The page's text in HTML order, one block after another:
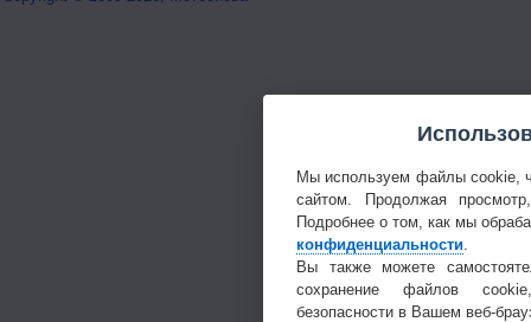
Мы используем файлы cookie,
сайтом. Продолжая
Подробнее о том, как мы
конфиденциальности
Вы также можете
сохранение файлов
безопасности в Вашем веб-